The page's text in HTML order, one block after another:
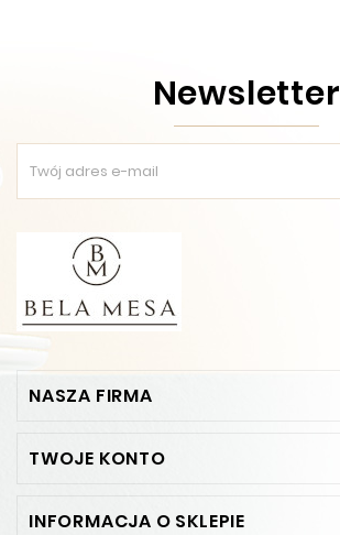
Newsletter
NASZA FIRMA
TWOJE KONTO
INFORMACJA O SKLEPIE